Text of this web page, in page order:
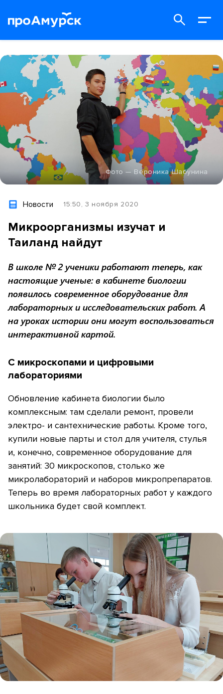
Фото — Вероника Шабунина
Новости 15:50, 3 ноября 2020
Микроорганизмы изучат и
Таиланд найдут
В школе № 2 ученики работают теперь, как
настоящие ученые: в кабинете биологии
появилось современное оборудование для
лабораторных и исследовательских работ. А
на уроках истории они могут воспользоваться
интерактивной картой.
С микроскопами и цифровыми
лабораториями
Обновление кабинета биологии было
комплексным: там сделали ремонт, провели
электро- и сантехнические работы. Кроме того,
купили новые парты и стол для учителя, стулья
и, конечно, современное оборудование для
занятий: 30 микроскопов, столько же
микролабораторий и наборов микропрепаратов.
Теперь во время лабораторных работ у каждого
школьника будет свой комплект.